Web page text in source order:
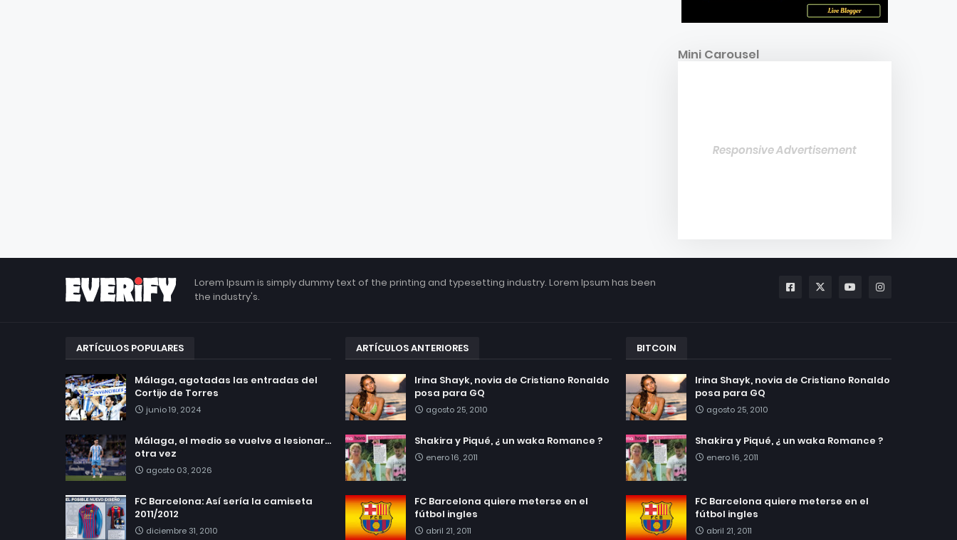
Mini Carousel
Responsive Advertisement
Lorem Ipsum is simply dummy text of the printing and typesetting industry. Lorem Ipsum has been
the industry's.
ARTÍCULOS POPULARES
Málaga, agotadas las entradas del
Cortijo de Torres
junio 19, 2024
Málaga, el medio se vuelve a lesionar...
otra vez
agosto 03, 2026
FC Barcelona: Así sería la camiseta
2011/2012
diciembre 31, 2010
ARTÍCULOS ANTERIORES
Irina Shayk, novia de Cristiano Ronaldo
posa para GQ
agosto 25, 2010
Shakira y Piqué, ¿ un waka Romance ?
enero 16, 2011
FC Barcelona quiere meterse en el
fútbol ingles
abril 21, 2011
BITCOIN
Irina Shayk, novia de Cristiano Ronaldo
posa para GQ
agosto 25, 2010
Shakira y Piqué, ¿ un waka Romance ?
enero 16, 2011
FC Barcelona quiere meterse en el
fútbol ingles
abril 21, 2011